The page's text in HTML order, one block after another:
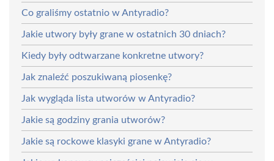
Co graliśmy ostatnio w Antyradio?
Jakie utwory były grane w ostatnich 30 dniach?
Kiedy były odtwarzane konkretne utwory?
Jak znaleźć poszukiwaną piosenkę?
Jak wygląda lista utworów w Antyradio?
Jakie są godziny grania utworów?
Jakie są rockowe klasyki grane w Antyradio?